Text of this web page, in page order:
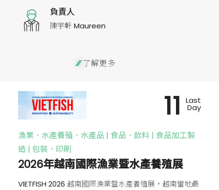
負責人
陳宇軒 Maureen
了解更多
漁業．水產養殖．水產品 | 食品．飲料 | 食品加工製
造 | 包裝．印刷
2026年越南國際漁業暨水產養殖展
VIETFISH 2026 越南國際漁業暨水產養殖展，越南當地最
11 Last
Day